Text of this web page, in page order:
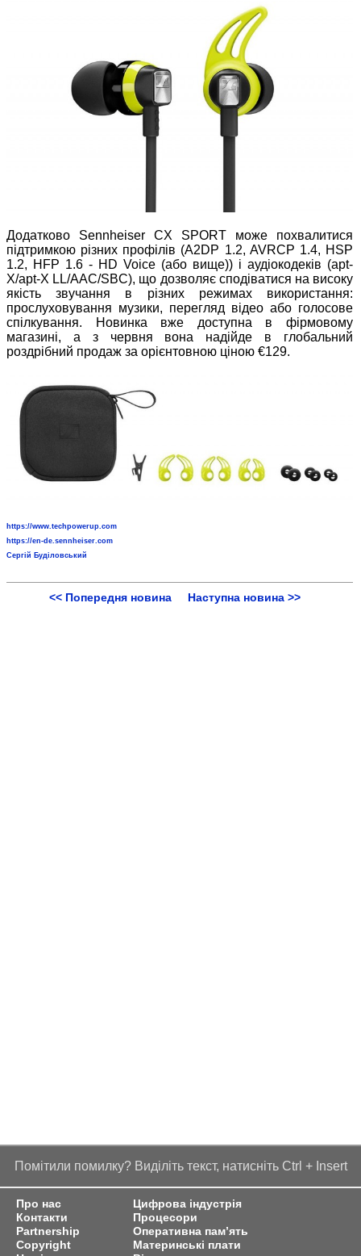
Додатково Sennheiser CX SPORT може похвалитися
підтримкою різних профілів (A2DP 1.2, AVRCP 1.4, HSP
1.2, HFP 1.6 - HD Voice (або вище)) і аудіокодеків (apt-
X/apt-X LL/AAC/SBC), що дозволяє сподіватися на високу
якість звучання в різних режимах використання:
прослуховування музики, перегляд відео або голосове
спілкування. Новинка вже доступна в фірмовому
магазині, а з червня вона надійде в глобальний
роздрібний продаж за орієнтовною ціною €129.
https://www.techpowerup.com
https://en-de.sennheiser.com
Сергій Буділовський
<< Попередня новина Наступна новина >>
Помітили помилку? Виділіть текст, натисніть Ctrl + Insert
Про нас
Контакти
Partnership
Copyright
Цифрова індустрія
Процесори
Оперативна пам’ять
Материнські плати